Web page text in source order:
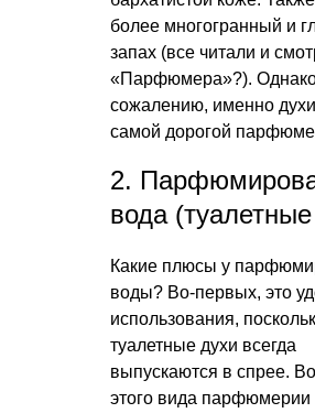
более многогранный и
запах (все читали и
«Парфюмера»?).
сожалению, именно
самой дорогой
2.
вода
Какие плюсы у
воды? Во-первых, это
использования,
туалетные духи всегда
выпускаются в спрее.
этого вида парфюмерии